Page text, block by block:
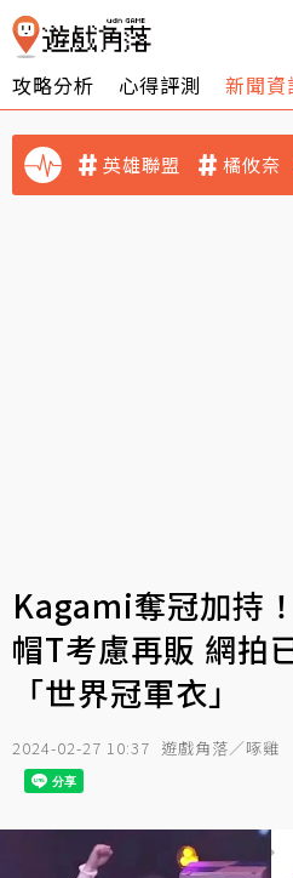
攻略分析 心得評測 新聞資
英雄聯盟 橘攸奈
Kagami奪冠加持
帽T考慮再販 網拍
「世界冠軍衣」
2024-02-27 10:37 遊戲角落／啄雞